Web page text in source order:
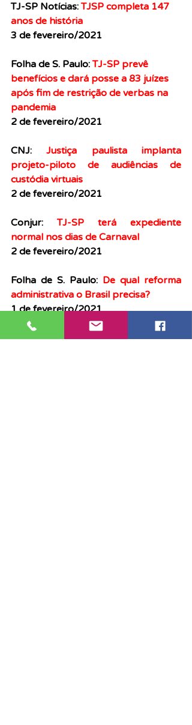
TJ-SP Notícias: TJSP completa 147
anos de história
3 de fevereiro/2021
Folha de S. Paulo: TJ-SP prevê
benefícios e dará posse a 83 juízes
após fim de restrição de verbas na
pandemia
2 de fevereiro/2021
CNJ: Justiça paulista implanta
projeto-piloto de audiências de
custódia virtuais
2 de fevereiro/2021
Conjur: TJ-SP terá expediente
normal nos dias de Carnaval
2 de fevereiro/2021
Folha de S. Paulo: De qual reforma
administrativa o Brasil precisa?
1 de fevereiro/2021
Conjur: Paulistas devem se orgulhar